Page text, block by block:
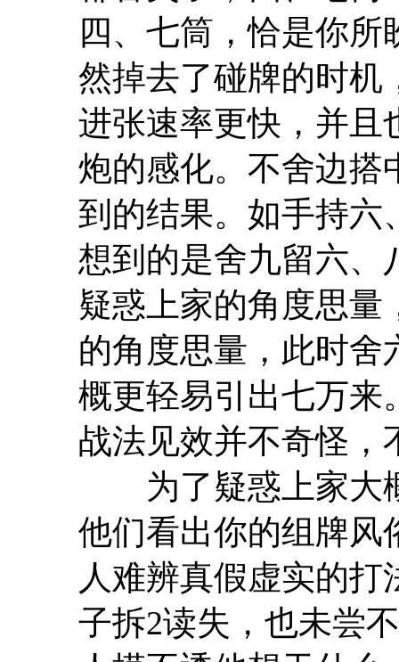
四、七筒，恰是你
然掉去了碰牌的时机
进张速率更快，并且
炮的感化。不舍边搭
到的结果。如手持六
想到的是舍九留六、
疑惑上家的角度思量
的角度思量，此时舍
概更轻易引出七万来
战法见效并不奇怪，
为了疑惑上家大
他们看出你的组牌风
人难辨真假虚实的
子拆2读失，也未尝